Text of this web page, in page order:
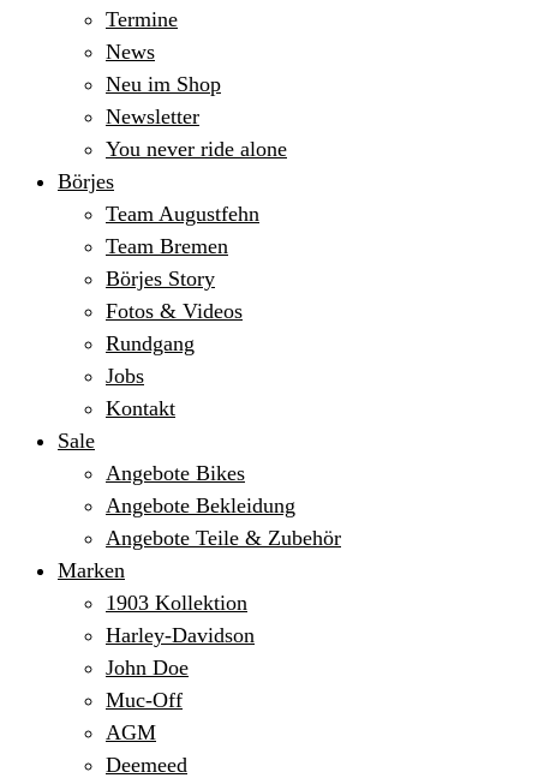
Termine
News
Neu im Shop
Newsletter
You never ride alone
Börjes
Team Augustfehn
Team Bremen
Börjes Story
Fotos & Videos
Rundgang
Jobs
Kontakt
Sale
Angebote Bikes
Angebote Bekleidung
Angebote Teile & Zubehör
Marken
1903 Kollektion
Harley-Davidson
John Doe
Muc-Off
AGM
Deemeed